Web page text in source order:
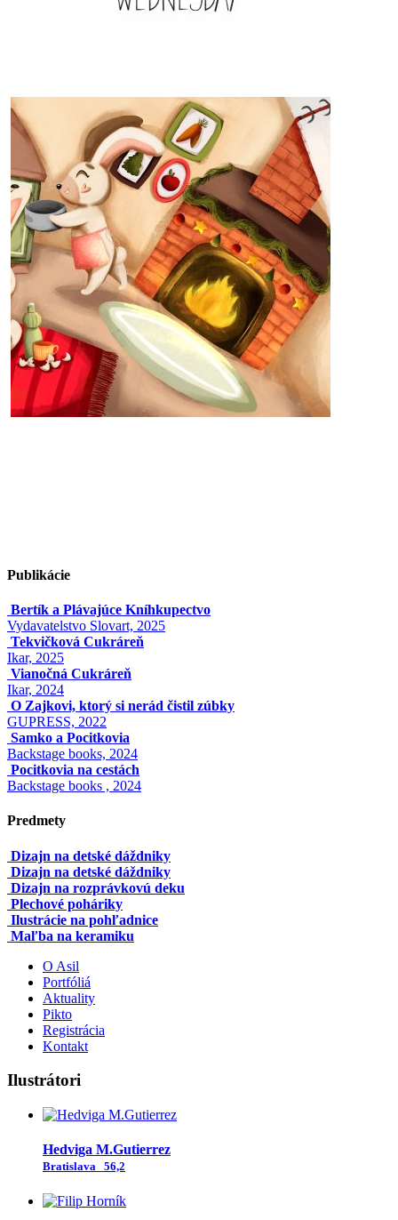
Publikácie
Bertík a Plávajúce Kníhkupectvo
Vydavatelstvo Slovart, 2025
Tekvičková Cukráreň
Ikar, 2025
Vianočná Cukráreň
Ikar, 2024
O Zajkovi, ktorý si nerád čistil zúbky
GUPRESS, 2022
Samko a Pocitkovia
Backstage books, 2024
Pocitkovia na cestách
Backstage books , 2024
Predmety
Dizajn na detské dáždniky
Dizajn na detské dáždniky
Dizajn na rozprávkovú deku
Plechové poháriky
Ilustrácie na pohľadnice
Maľba na keramiku
O Asil
Portfóliá
Aktuality
Pikto
Registrácia
Kontakt
Ilustrátori
Hedviga M.Gutierrez
Bratislava 56,2